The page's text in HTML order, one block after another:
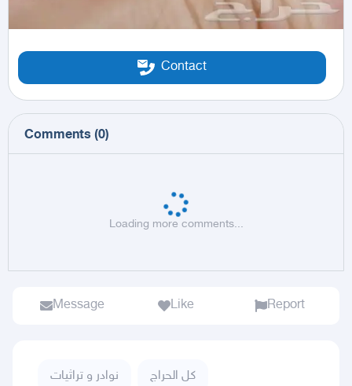
Contact
Comments (0)
Loading more comments...
Message Like Report
نوادر و تراثيات كل الحراج